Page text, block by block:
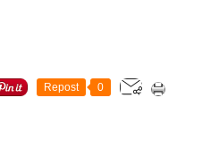
Repost 0